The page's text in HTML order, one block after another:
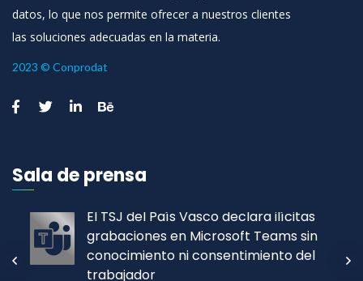
datos, lo que nos permite ofrecer a nuestros clientes
las soluciones adecuadas en la materia.
2023 © Conprodat
Sala de prensa
El TSJ del País Vasco declara ilícitas
grabaciones en Microsoft Teams sin
conocimiento ni consentimiento del
trabajador